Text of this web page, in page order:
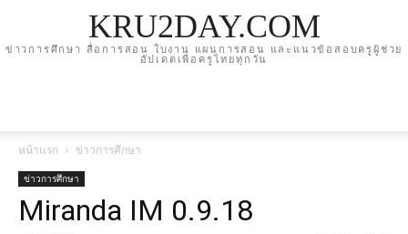
KRU2DAY.COM
ข่าวการศึกษา สื่อการสอน ใบงาน แผนการสอน และแนวข้อสอบครูผู้ช่วย
อัปเดตเพื่อครูไทยทุกวัน
หน้าแรก ข่าวการศึกษา
ข่าวการศึกษา
Miranda IM 0.9.18